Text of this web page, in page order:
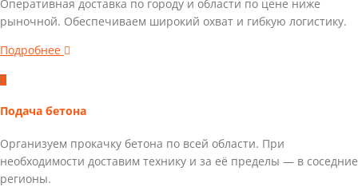
Оперативная доставка по городу и области по цене ниже
рыночной. Обеспечиваем широкий охват и гибкую логистику.
Подробнее
Подача бетона
Организуем прокачку бетона по всей области. При
необходимости доставим технику и за её пределы — в соседние
регионы.